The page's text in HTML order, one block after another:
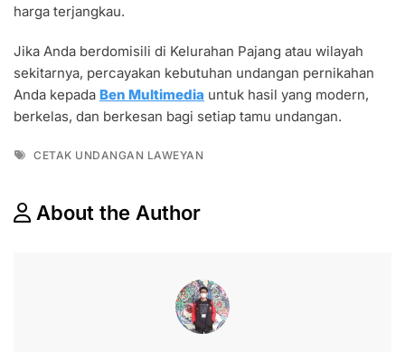
harga terjangkau.
Jika Anda berdomisili di Kelurahan Pajang atau wilayah
sekitarnya, percayakan kebutuhan undangan pernikahan
Anda kepada Ben Multimedia untuk hasil yang modern,
berkelas, dan berkesan bagi setiap tamu undangan.
Tags
CETAK UNDANGAN LAWEYAN
About the Author